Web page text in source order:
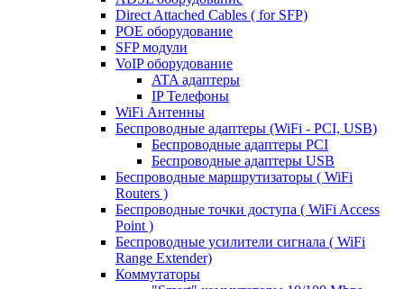
Direct Attached Cables ( for SFP)
POE оборудование
SFP модули
VoIP оборудование
ATA адаптеры
IP Телефоны
WiFi Антенны
Беспроводные адаптеры (WiFi - PCI, USB)
Беспроводные адаптеры PCI
Беспроводные адаптеры USB
Беспроводные маршрутизаторы ( WiFi
Routers )
Беспроводные точки доступа ( WiFi Access
Point )
Беспроводные усилители сигнала ( WiFi
Range Extender)
Коммутаторы